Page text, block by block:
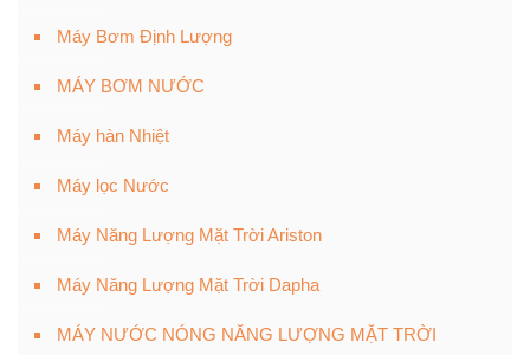
Máy Bơm Định Lượng
MÁY BƠM NƯỚC
Máy hàn Nhiệt
Máy lọc Nước
Máy Năng Lượng Mặt Trời Ariston
Máy Năng Lượng Mặt Trời Dapha
MÁY NƯỚC NÓNG NĂNG LƯỢNG MẶT TRỜI